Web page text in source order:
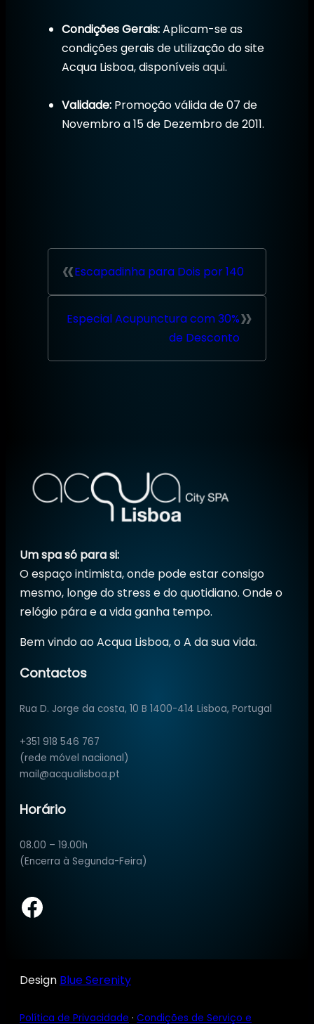
Condições Gerais:Aplicam-se as
condições gerais de utilização do site
Acqua Lisboa, disponíveisaqui.
Validade: Promoção válida de 07 de
Novembro a 15 de Dezembro de 2011.
«Escapadinha para Dois por 140
»
Especial Acupunctura com 30%
de Desconto
Um spa só para si:
O espaço intimista, onde pode estar consigo
mesmo, longe do stress e do quotidiano. Onde o
relógio pára e a vida ganha tempo.
Bem vindo ao Acqua Lisboa, o A da sua vida.
Contactos
Rua D. Jorge da costa, 10 B 1400-414 Lisboa, Portugal
+351 918 546 767
(rede móvel naciional)
mail@acqualisboa.pt
Horário
08.00 – 19.00h
(Encerra à Segunda-Feira)
Facebook
Design Blue Serenity
Política de Privacidade · Condições de Serviço e